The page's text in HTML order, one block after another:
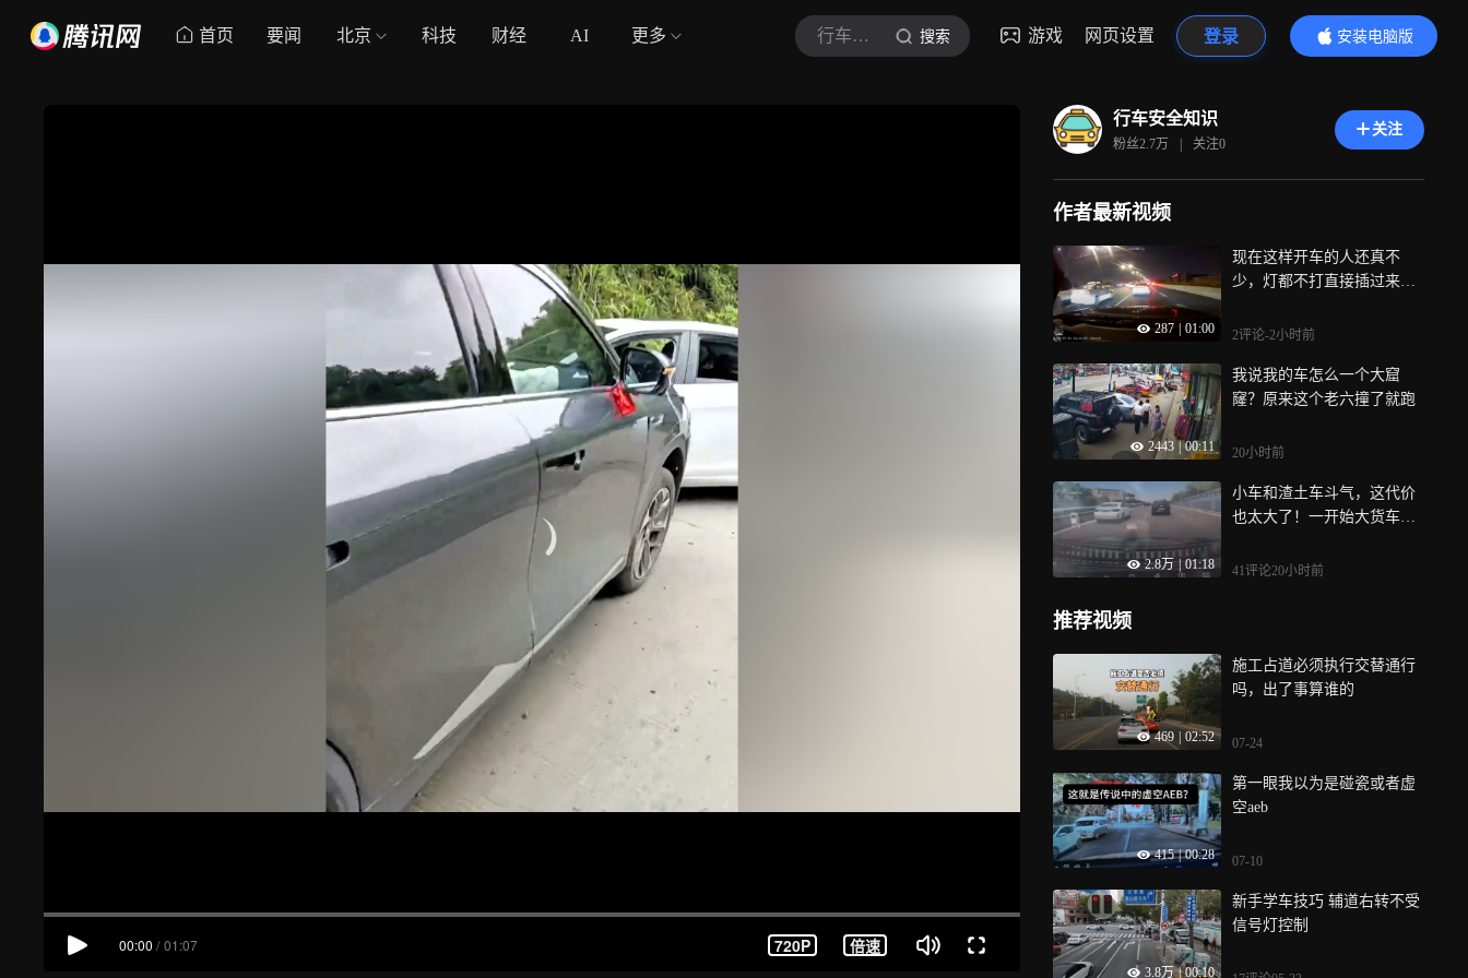
首页 要闻 北京 科技 财经 AI 更多 行车安全知识 搜索 游戏 网页设置 登录
安装电脑版
内容更精彩
00:00 / 01:07 720P 倍速
行车安全知识
粉丝2.7万 | 关注0
关注
作者最新视频
287 01:00
现在这样开车的人还真不
少，灯都不打直接插过来，
2评论-2小时前
2443 00:11
我说我的车怎么一个大窟
窿？原来这个老六撞了就跑
20小时前
2.8万 01:18
小车和渣土车斗气，这代价
也太大了！一开始大货车别
去，就这样了
41评论20小时前
推荐视频
469 02:52
施工占道必须执行交替通行
吗，出了事算谁的
07-24
415 | 00:28
第一眼我以为是碰瓷或者虚
空aeb
07-10
3.8万 | 00:10
新手学车技巧 辅道右转不受
信号灯控制